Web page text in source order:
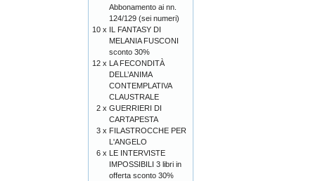
Abbonamento ai nn.
124/129 (sei numeri)
10 x IL FANTASY DI
MELANIA FUSCONI
sconto 30%
12 x LA FECONDITÀ
DELL’ANIMA
CONTEMPLATIVA
CLAUSTRALE
2 x GUERRIERI DI
CARTAPESTA
3 x FILASTROCCHE PER
L'ANGELO
6 x LE INTERVISTE
IMPOSSIBILI 3 libri in
offerta sconto 30%